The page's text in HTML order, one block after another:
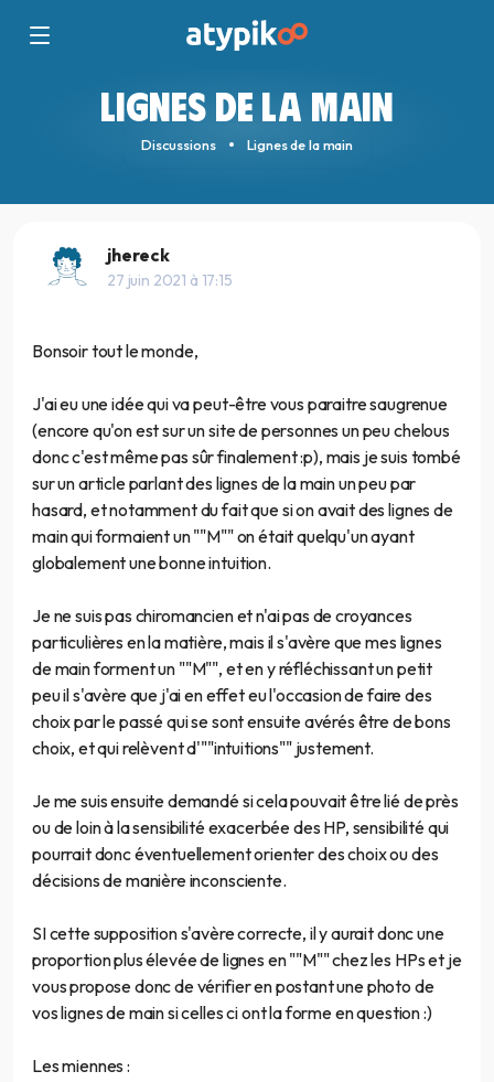
LIGNES DE LA MAIN
Discussions Lignes de la main
jhereck
27 juin 2021 à 17:15
Bonsoir tout le monde,
J'ai eu une idée qui va peut-être vous paraitre saugrenue
(encore qu'on est sur un site de personnes un peu chelous
donc c'est même pas sûr finalement :p), mais je suis tombé
sur un article parlant des lignes de la main un peu par
hasard, et notamment du fait que si on avait des lignes de
main qui formaient un ""M"" on était quelqu'un ayant
globalement une bonne intuition.
Je ne suis pas chiromancien et n'ai pas de croyances
particulières en la matière, mais il s'avère que mes lignes
de main forment un ""M"", et en y réfléchissant un petit
peu il s'avère que j'ai en effet eu l'occasion de faire des
choix par le passé qui se sont ensuite avérés être de bons
choix, et qui relèvent d'""intuitions"" justement.
Je me suis ensuite demandé si cela pouvait être lié de près
ou de loin à la sensibilité exacerbée des HP, sensibilité qui
pourrait donc éventuellement orienter des choix ou des
décisions de manière inconsciente.
SI cette supposition s'avère correcte, il y aurait donc une
proportion plus élevée de lignes en ""M"" chez les HPs et je
vous propose donc de vérifier en postant une photo de
vos lignes de main si celles ci ont la forme en question :)
Les miennes :